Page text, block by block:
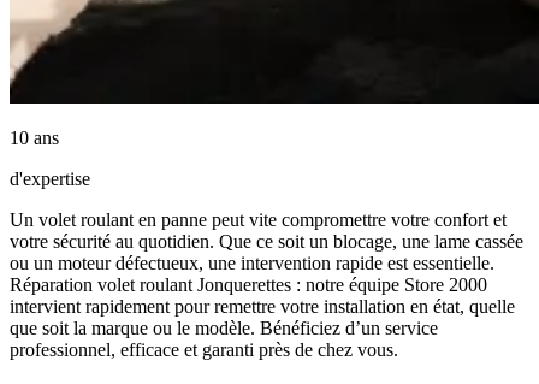
10 ans
d'expertise
Un volet roulant en panne peut vite compromettre votre confort et
votre sécurité au quotidien. Que ce soit un blocage, une lame cassée
ou un moteur défectueux, une intervention rapide est essentielle.
Réparation volet roulant Jonquerettes : notre équipe Store 2000
intervient rapidement pour remettre votre installation en état, quelle
que soit la marque ou le modèle. Bénéficiez d’un service
professionnel, efficace et garanti près de chez vous.